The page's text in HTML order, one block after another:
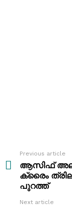
more
Previous article
ആസിഫ് അലി
ക്രൈം
പുറത്ത്
Next article